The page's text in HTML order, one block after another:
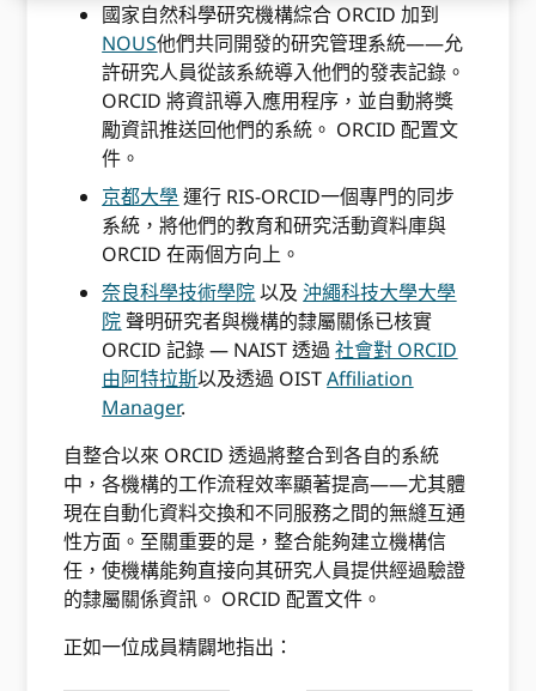
國家自然科學研究機構綜合 ORCID 加到
NOUS他們共同開發的研究管理系統——允
許研究人員從該系統導入他們的發表記錄。
ORCID 將資訊導入應用程序，並自動將獎
勵資訊推送回他們的系統。 ORCID 配置文
件。
京都大學運行 RIS-ORCID一個專門的同步
系統，將他們的教育和研究活動資料庫與
ORCID 在兩個方向上。
奈良科學技術學院以及 沖繩科技大學大學
院 聲明研究者與機構的隸屬關係已核實
ORCID 記錄 — NAIST 透過社會對 ORCID
由阿特拉斯以及透過 OISTAffiliation
Manager.
自整合以來 ORCID 透過將整合到各自的系統
中，各機構的工作流程效率顯著提高——尤其體
現在自動化資料交換和不同服務之間的無縫互通
性方面。至關重要的是，整合能夠建立機構信
任，使機構能夠直接向其研究人員提供經過驗證
的隸屬關係資訊。 ORCID 配置文件。
正如一位成員精闢地指出：